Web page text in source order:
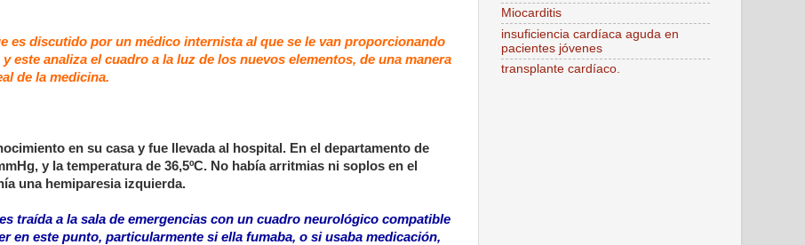
es discutido por un médico internista al que se le van proporcionando
este analiza el cuadro a la luz de los nuevos elementos, de una manera
de la medicina.
en su casa y fue llevada al hospital. En el departamento de
y la temperatura de 36,5ºC. No había arritmias ni soplos en el
una hemiparesia izquierda.
traída a la sala de emergencias con un cuadro neurológico compatible
en este punto, particularmente si ella fumaba, o si usaba medicación,
Miocarditis
insuficiencia cardíaca aguda en
pacientes jóvenes
transplante cardíaco.